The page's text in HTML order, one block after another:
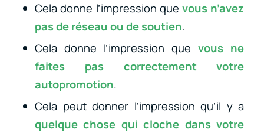
Cela donne l’impression quevous n’avez
pas de réseau ou de soutien.
Cela donne l’impression quevous ne
faites pas correctement votre
autopromotion.
Cela peut donner l’impression qu’il y a
quelque chose qui cloche dans votre